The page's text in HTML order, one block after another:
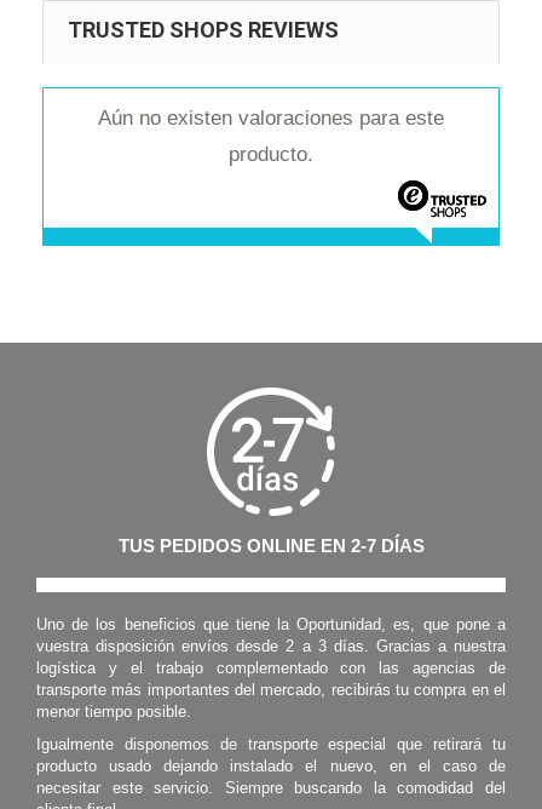
TRUSTED SHOPS REVIEWS
Aún no existen valoraciones para este
producto.
TUS PEDIDOS ONLINE EN 2-7 DÍAS
Uno de los beneficios que tiene la Oportunidad, es, que pone a
vuestra disposición envíos desde 2 a 3 días. Gracias a nuestra
logística y el trabajo complementado con las agencias de
transporte más importantes del mercado, recibirás tu compra en el
menor tiempo posible.
Igualmente disponemos de transporte especial que retirará tu
producto usado dejando instalado el nuevo, en el caso de
necesitar este servicio. Siempre buscando la comodidad del